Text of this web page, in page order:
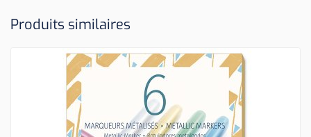
Produits similaires